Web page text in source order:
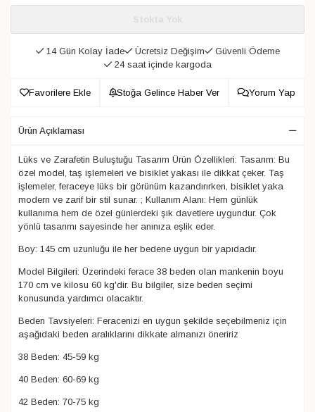
14 Gün Kolay İade Ücretsiz Değişim
Güvenli Ödeme
24 saat içinde kargoda
Favorilere Ekle Stoğa Gelince Haber Ver Yorum Yap
Ürün Açıklaması
Lüks ve Zarafetin Buluştuğu Tasarım Ürün Özellikleri: Tasarım: Bu
özel model, taş işlemeleri ve bisiklet yakası ile dikkat çeker. Taş
işlemeler, feraceye lüks bir görünüm kazandırırken, bisiklet yaka
modern ve zarif bir stil sunar. ; Kullanım Alanı: Hem günlük
kullanıma hem de özel günlerdeki şık davetlere uygundur. Çok
yönlü tasarımı sayesinde her anınıza eşlik eder.
Boy: 145 cm uzunluğu ile her bedene uygun bir yapıdadır.
Model Bilgileri: Üzerindeki ferace 38 beden olan mankenin boyu
170 cm ve kilosu 60 kg'dir. Bu bilgiler, size beden seçimi
konusunda yardımcı olacaktır.
Beden Tavsiyeleri: Feracenizi en uygun şekilde seçebilmeniz için
aşağıdaki beden aralıklarını dikkate almanızı öneririz
38 Beden: 45-59 kg
40 Beden: 60-69 kg
42 Beden: 70-75 kg